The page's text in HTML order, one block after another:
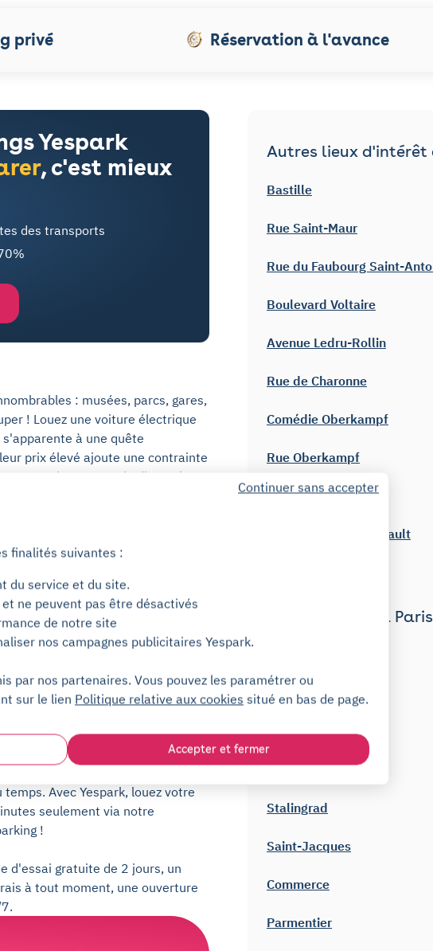
privé Réservation à l'avance
Yespark
, c'est mieux
des transports
: musées, parcs, gares,
! Louez une voiture électrique
s'apparente à une quête
prix élevé ajoute une contrainte
en semaine comme le dimanche
passage, il peut être difficile de
toutes les astuces pour trouver un
? Dans le coin, le
pour une peut vous être
: les
pour une solution de
Avec Yespark, louez votre
seulement via notre
!
d'essai gratuite de 2 jours, un
à tout moment, une ouverture
Autres lieux d'intérêt
Bastille
Rue Saint-Maur
Rue du Faubourg Saint-
Boulevard Voltaire
Avenue Ledru-Rollin
Rue de Charonne
Comédie Oberkampf
Rue Oberkampf
Auguste
Rue de la Folie Regnault
Autres métros à Paris
Nationale
Louis Blanc
Ledru-Rollin
Stalingrad
Saint-Jacques
Commerce
Parmentier
Continuer sans accepter
finalités suivantes :
du service et du site.
ne peuvent pas être désactivés
de notre site
nos campagnes publicitaires Yespark.
par nos partenaires. Vous pouvez les paramétrer ou
sur le lien Politique relative aux cookies situé en bas de page.
Accepter et fermer